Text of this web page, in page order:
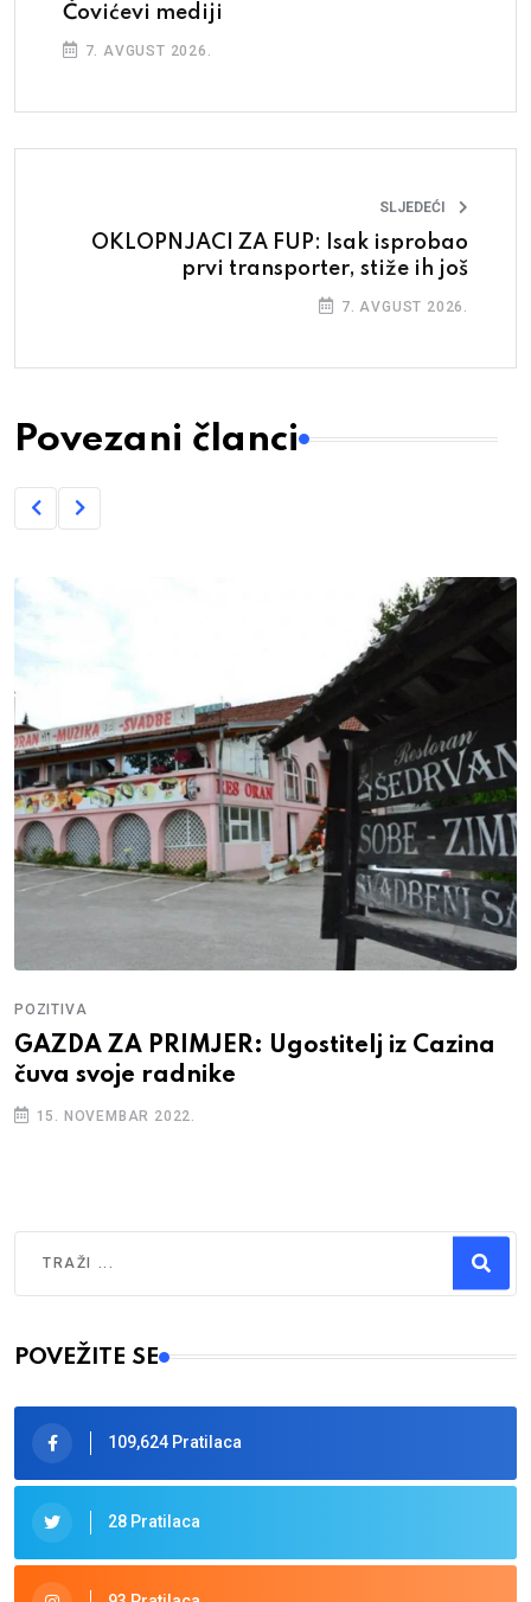
Čovićevi mediji
7. AVGUST 2026.
SLJEDEĆI
OKLOPNJACI ZA FUP: Isak isprobao
prvi transporter, stiže ih još
7. AVGUST 2026.
Povezani članci
POZITIVA
GAZDA ZA PRIMJER: Ugostitelj iz Cazina
čuva svoje radnike
15. NOVEMBAR 2022.
Type 2 or more characters for results.
POVEŽITE SE
109,624 Pratilaca
28 Pratilaca